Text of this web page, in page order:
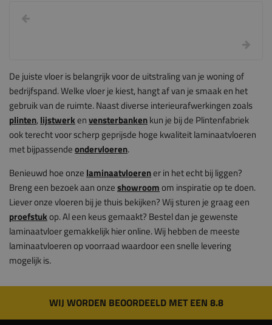
De juiste vloer is belangrijk voor de uitstraling van je woning of
bedrijfspand. Welke vloer je kiest, hangt af van je smaak en het
gebruik van de ruimte. Naast diverse interieurafwerkingen zoals
plinten,lijstwerkenvensterbankenkun je bij de Plintenfabriek
ook terecht voor scherp geprijsde hoge kwaliteit laminaatvloeren
met bijpassendeondervloeren.
Benieuwd hoe onze laminaatvloerener in het echt bij liggen?
Breng een bezoek aan onzeshowroomom inspiratie op te doen.
Liever onze vloeren bij je thuis bekijken? Wij sturen je graag een
proefstukop. Al een keus gemaakt? Bestel dan je gewenste
laminaatvloer gemakkelijk hier online. Wij hebben de meeste
laminaatvloeren op voorraad waardoor een snelle levering
mogelijk is.
WIJ WORDEN BEOORDEELD MET EEN 8.8